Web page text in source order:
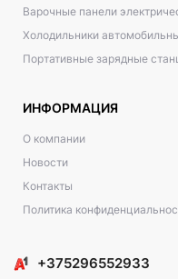
Варочные панели
Холодильники
Портативные зарядные
ИНФОРМАЦИЯ
О компании
Новости
Контакты
Политика
+375296552933